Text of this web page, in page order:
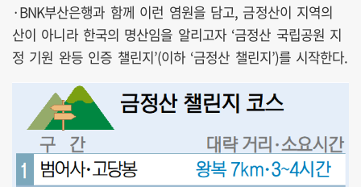
·BNK부산은행과 함께 이런 염원을 담고, 금정산이 지역의
산이 아니라 한국의 명산임을 알리고자 ‘금정산 국립공원 지
정 기원 완등 인증 챌린지’(이하 ‘금정산 챌린지’)를 시작한다.